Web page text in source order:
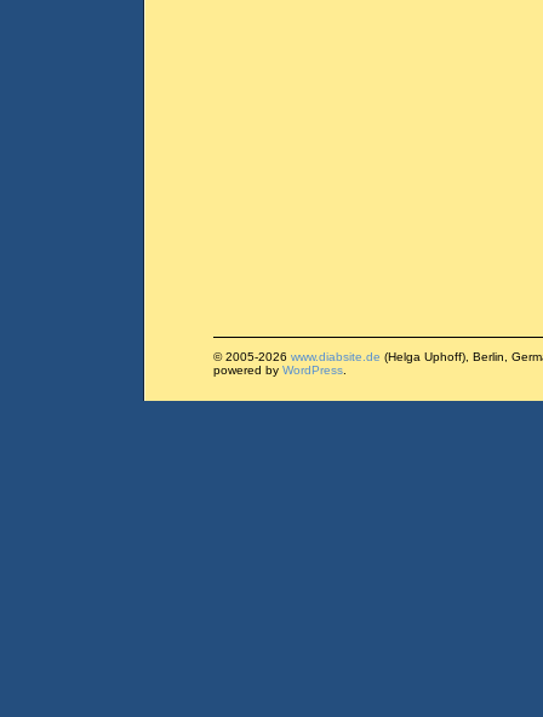
© 2005-2026 www.diabsite.de (Helga Uphoff), Berlin,
powered by WordPress.